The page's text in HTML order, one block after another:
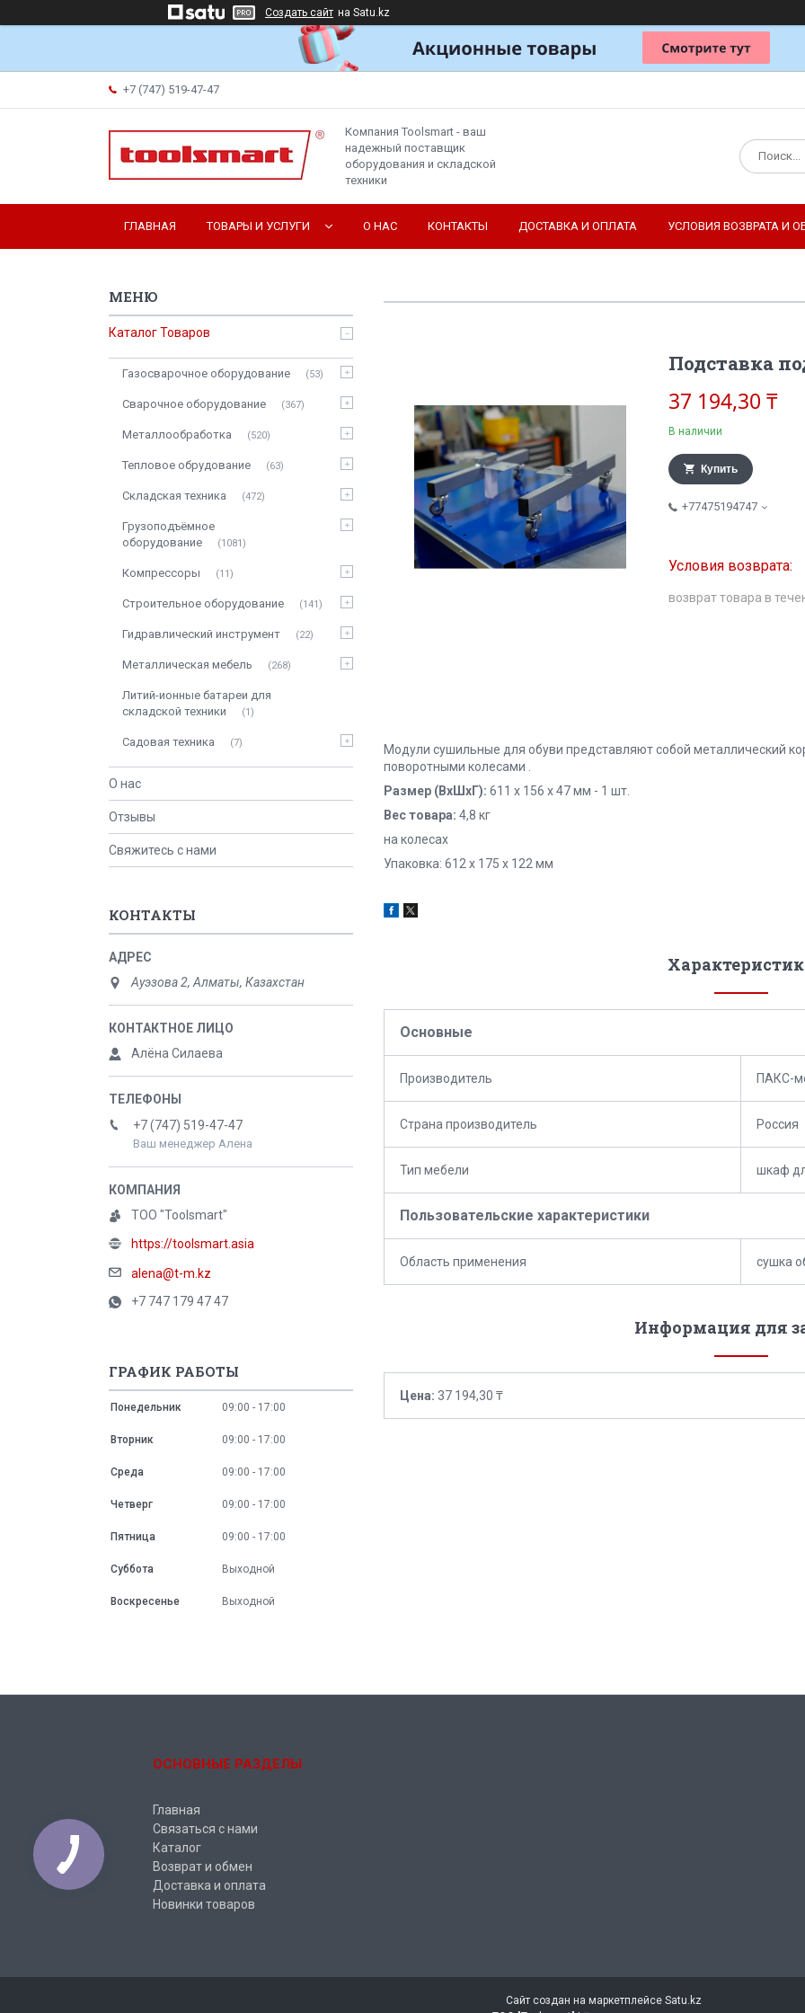
Создать сайт на Satu.kz
+7 (747) 519-47-47
Компания Toolsmart - ваш
надежный поставщик
оборудования и складской
техники
ГЛАВНАЯ ТОВАРЫ И УСЛУГИ О НАС КОНТАКТЫ ДОСТАВКА И ОПЛАТА УСЛОВИЯ ВОЗВРАТА И
Подставка
37 194,30 ₸
В наличии
Купить
+77475194747
возврат товара в
Модули сушильные для обуви представляют собой металлический
поворотными колесами .
Размер (ВхШхГ): 611 х 156 х 47 мм - 1 шт.
Вес товара: 4,8 кг
на колесах
Упаковка: 612 х 175 х 122 мм
Основные
Производитель ПАКС-
Страна производитель Россия
Тип мебели шкаф
Пользовательские характеристики
Область применения сушка
Информация для
Цена: 37 194,30 ₸
Каталог Товаров
Газосварочное оборудование 53
Сварочное оборудование 367
Металлообработка 520
Тепловое обрудование 63
Складская техника 472
Грузоподъёмное
оборудование
1081
Компрессоры 11
Строительное оборудование 141
Гидравлический инструмент 22
Металлическая мебель 268
Литий-ионные батареи для
складской техники
1
Садовая техника 7
О нас
Отзывы
Свяжитесь с нами
КОНТАКТЫ
Ауэзова 2, Алматы, Казахстан
Алёна Силаева
+7 (747) 519-47-47
Ваш менеджер Алена
ТОО "Toolsmart"
https://toolsmart.asia
alena@t-m.kz
+7 747 179 47 47
ГРАФИК РАБОТЫ
Понедельник 09:00 17:00
Вторник 09:00 17:00
Среда 09:00 17:00
Четверг 09:00 17:00
Пятница 09:00 17:00
Суббота Выходной
Воскресенье Выходной
ОСНОВНЫЕ РАЗДЕЛЫ
Главная
Связаться с нами
Каталог
Возврат и обмен
Доставка и оплата
Новинки товаров
Сайт создан на маркетплейсе Satu.kz